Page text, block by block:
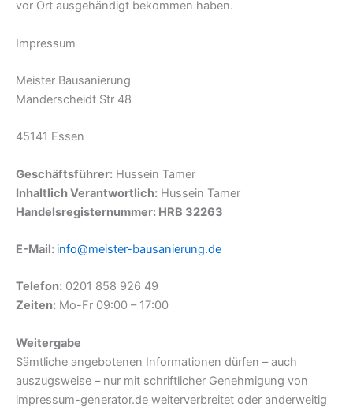
vor Ort ausgehändigt bekommen haben.
Impressum
Meister Bausanierung
Manderscheidt Str 48
45141 Essen
Geschäftsführer: Hussein Tamer
Inhaltlich Verantwortlich: Hussein Tamer
Handelsregisternummer: HRB 32263
E-Mail: info@meister-bausanierung.de
Telefon: 0201 858 926 49
Zeiten: Mo-Fr 09:00 – 17:00
Weitergabe
Sämtliche angebotenen Informationen dürfen – auch
auszugsweise – nur mit schriftlicher Genehmigung von
impressum-generator.de weiterverbreitet oder anderweitig